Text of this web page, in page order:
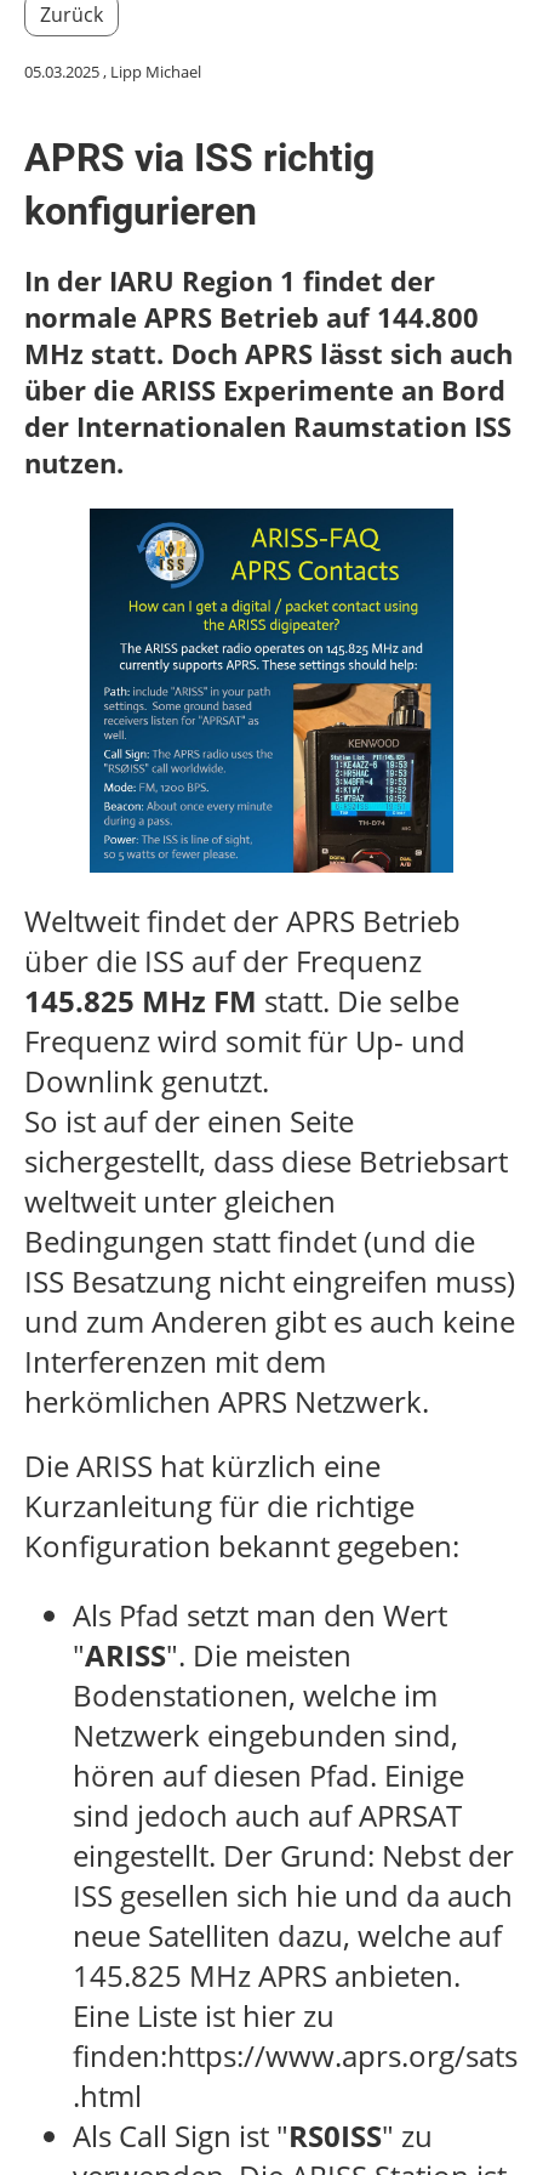
Zurück
05.03.2025, Lipp Michael
APRS via ISS richtig
konfigurieren
In der IARU Region 1 findet der
normale APRS Betrieb auf 144.800
MHz statt. Doch APRS lässt sich auch
über die ARISS Experimente an Bord
der Internationalen Raumstation ISS
nutzen.
Weltweit findet der APRS Betrieb
über die ISS auf der Frequenz
145.825 MHz FM statt. Die selbe
Frequenz wird somit für Up- und
Downlink genutzt.
So ist auf der einen Seite
sichergestellt, dass diese Betriebsart
weltweit unter gleichen
Bedingungen statt findet (und die
ISS Besatzung nicht eingreifen muss)
und zum Anderen gibt es auch keine
Interferenzen mit dem
herkömlichen APRS Netzwerk.
Die ARISS hat kürzlich eine
Kurzanleitung für die richtige
Konfiguration bekannt gegeben:
Als Pfad setzt man den Wert
"ARISS". Die meisten
Bodenstationen, welche im
Netzwerk eingebunden sind,
hören auf diesen Pfad. Einige
sind jedoch auch auf APRSAT
eingestellt. Der Grund: Nebst der
ISS gesellen sich hie und da auch
neue Satelliten dazu, welche auf
145.825 MHz APRS anbieten.
Eine Liste ist hier zu
finden:https://www.aprs.org/sats
.html
Als Call Sign ist "RS0ISS" zu